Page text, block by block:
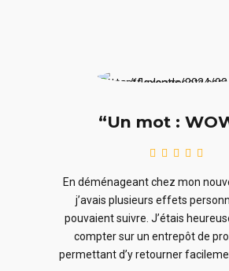
“Un mot :
En déménageant chez mon
j’avais plusieurs effets
pouvaient suivre. J’étais
compter sur un entrepôt de
permettant d’y retourner